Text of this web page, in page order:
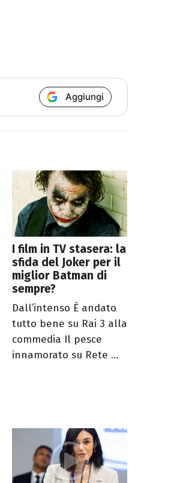
Aggiungi
I film in TV stasera: la
sfida del Joker per il
miglior Batman di
sempre?
Dall’intenso È andato
tutto bene su Rai 3 alla
commedia Il pesce
innamorato su Rete ...